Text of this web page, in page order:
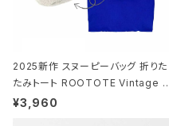
2025新作 スヌーピーバッグ 折りた
たみトート ROOTOTE Vintage P
EANUTS ROO-shopper mid 84
¥3,960